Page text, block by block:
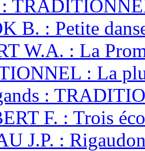
B. : Petite
W.A. : La
: La
:
F. : Trois
J.P. :